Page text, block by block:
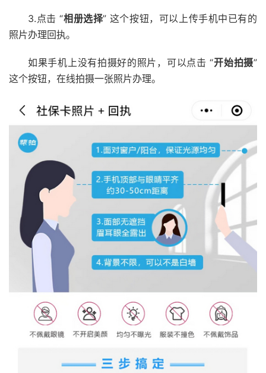
3.点击 “相册选择” 这个按钮，可以上传手机中已有的
照片办理回执。
如果手机上没有拍摄好的照片，可以点击 “开始拍摄”
这个按钮，在线拍摄一张照片办理。